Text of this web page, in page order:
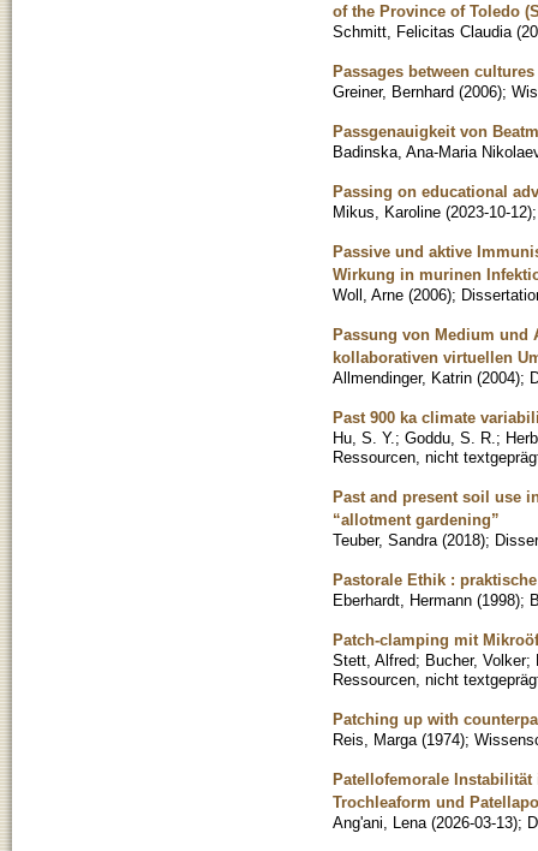
of the Province of Toledo
Schmitt, Felicitas Claudia (
Passages between
Greiner, Bernhard (2006);
Passgenauigkeit von
Badinska, Ana-Maria
Passing on educational
Mikus, Karoline (2023-10-12)
Passive und aktive
Wirkung in murinen
Woll, Arne (2006);
Passung von Medium und
kollaborativen virtuellen
Allmendinger, Katrin (2004);
Past 900 ka climate
Hu, S. Y. ; Goddu, S. R. ;
Ressourcen, nicht
Past and present soil use
“allotment gardening”
Teuber, Sandra (2018);
Pastorale Ethik :
Eberhardt, Hermann (1998);
Patch-clamping mit
Stett, Alfred; Bucher, Volker;
Ressourcen, nicht
Patching up with
Reis, Marga (1974);
Patellofemorale Instabilität
Trochleaform und
Ang'ani, Lena (2026-03-13);